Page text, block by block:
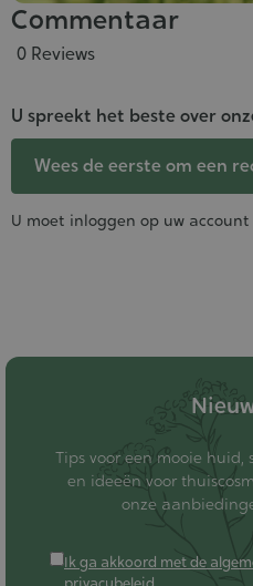
Commentaar
0 Reviews
U spreekt het beste over
Wees de eerste om een
U moet inloggen op uw account
Tips voor een mooie huid,
en ideeën voor
onze
Ik ga akkoord met de